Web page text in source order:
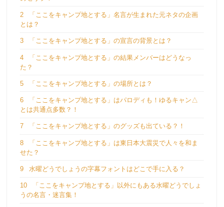
2
「ここをキャンプ地とする」名言が生まれた元ネタの企画
とは？
3 「ここをキャンプ地とする」の宣言の背景とは？
4
「ここをキャンプ地とする」の結果メンバーはどうなっ
た？
5 「ここをキャンプ地とする」の場所とは？
6
「ここをキャンプ地とする」はパロディも！ゆるキャン△
とは共通点多数？！
7 「ここをキャンプ地とする」のグッズも出ている？！
8
「ここをキャンプ地とする」は東日本大震災で人々を和ま
せた？
9 水曜どうでしょうの字幕フォントはどこで手に入る？
10
「ここをキャンプ地とする」以外にもある水曜どうでしょ
うの名言・迷言集！